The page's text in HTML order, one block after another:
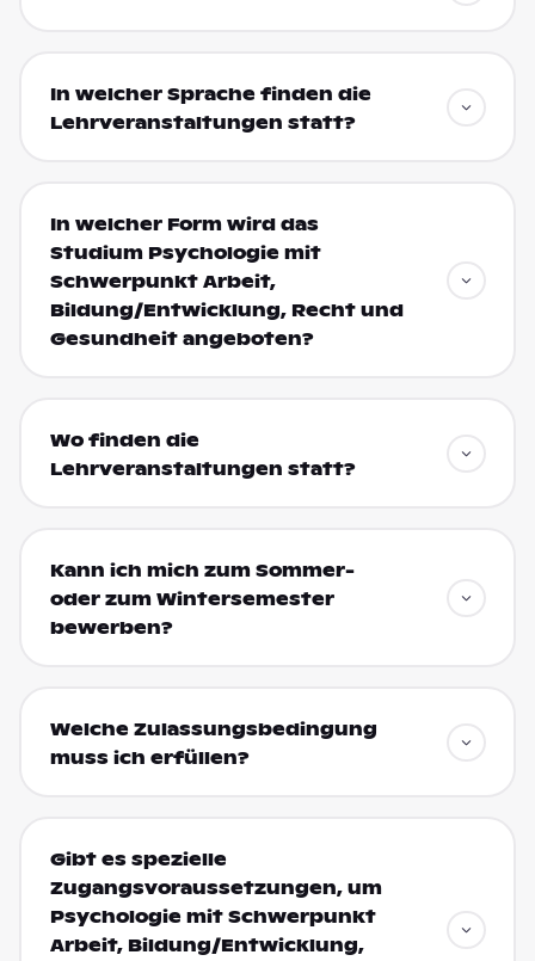
In welcher Sprache finden die
Lehrveranstaltungen statt?
In welcher Form wird das
Studium Psychologie mit
Schwerpunkt Arbeit,
Bildung/Entwicklung, Recht und
Gesundheit angeboten?
Wo finden die
Lehrveranstaltungen statt?
Kann ich mich zum Sommer-
oder zum Wintersemester
bewerben?
Welche Zulassungsbedingung
muss ich erfüllen?
Gibt es spezielle
Zugangsvoraussetzungen, um
Psychologie mit Schwerpunkt
Arbeit, Bildung/Entwicklung,